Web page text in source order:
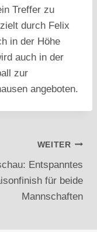
Treffer zu
durch Felix
in der Höhe
auch in der
zur
angeboten.
WEITER
Entspanntes
für beide
Mannschaften